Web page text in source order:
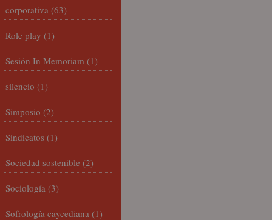
corporativa (63)
Role play (1)
Sesión In Memoriam (1)
silencio (1)
Simposio (2)
Sindicatos (1)
Sociedad sostenible (2)
Sociología (3)
Sofrología caycediana (1)